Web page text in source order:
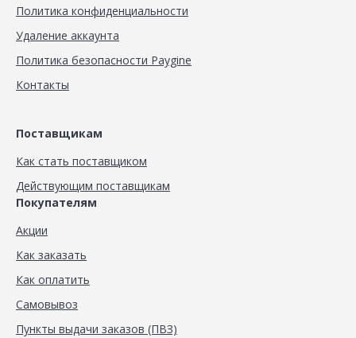
Политика конфиденциальности
Удаление аккаунта
Политика безопасности Paygine
Контакты
Поставщикам
Как стать поставщиком
Действующим поставщикам
Покупателям
Акции
Как заказать
Как оплатить
Самовывоз
Пункты выдачи заказов (ПВЗ)